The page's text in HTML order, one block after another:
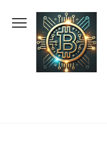
содержанию